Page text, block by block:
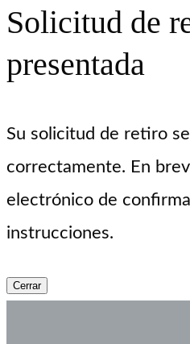
Solicitud de
presentada
Su solicitud de retiro
correctamente. En
electrónico de
instrucciones.
Cerrar